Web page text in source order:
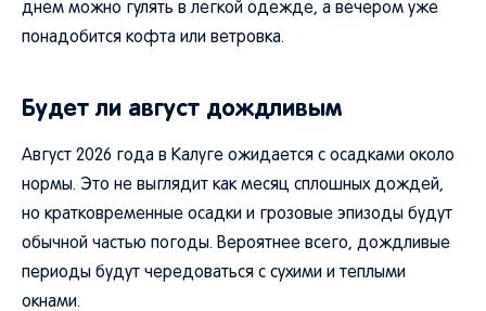
днем можно гулять в легкой одежде, а вечером уже
понадобится кофта или ветровка.
Будет ли август дождливым
Август 2026 года в Калуге ожидается с осадками около
нормы. Это не выглядит как месяц сплошных дождей,
но кратковременные осадки и грозовые эпизоды будут
обычной частью погоды. Вероятнее всего, дождливые
периоды будут чередоваться с сухими и теплыми
окнами.